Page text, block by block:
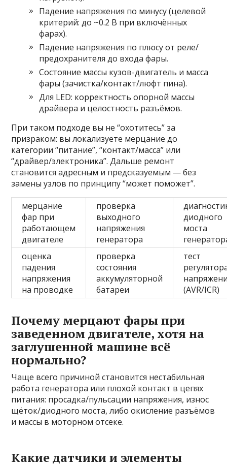
Падение напряжения по минусу (целевой
критерий: до ~0.2 В при включённых
фарах).
Падение напряжения по плюсу от реле/
предохранителя до входа фары.
Состояние массы кузов-двигатель и масса
фары (зачистка/контакт/люфт пина).
Для LED: корректность опорной массы
драйвера и целостность разъёмов.
При таком подходе вы не “охотитесь” за
призраком: вы локализуете мерцание до
категории “питание”, “контакт/масса” или
“драйвер/электроника”. Дальше ремонт
становится адресным и предсказуемым — без
замены узлов по принципу “может поможет”.
мерцание
фар при
работающем
двигателе
проверка
выходного
напряжения
генератора
диодного
моста
оценка
падения
напряжения
на проводке
проверка
состояния
аккумуляторной
батареи
тест
(AVR/ICR)
Почему мерцают фары при
заведенном двигателе, хотя на
заглушенной машине всё
нормально?
Чаще всего причиной становится нестабильная
работа генератора или плохой контакт в цепях
питания: просадка/пульсации напряжения, износ
щёток/диодного моста, либо окисление разъёмов
и массы в моторном отсеке.
Какие датчики и элементы